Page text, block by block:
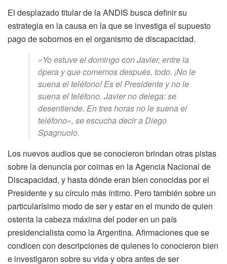
El desplazado titular de la ANDIS busca definir su
estrategia en la causa en la que se investiga el supuesto
pago de sobornos en el organismo de discapacidad.
«Yo estuve el domingo con Javier, entre la
ópera y que comemos después, todo. ¡No le
suena el teléfono! Es el Presidente y no le
suena el teléfono. Javier no delega: se
desentiende. En tres horas no le suena el
teléfono», se escucha decir a Diego
Spagnuolo.
Los nuevos audios que se conocieron brindan otras pistas
sobre la denuncia por coimas en la Agencia Nacional de
Discapacidad, y hasta dónde eran bien conocidas por el
Presidente y su círculo más íntimo. Pero también sobre un
particularísimo modo de ser y estar en el mundo de quien
ostenta la cabeza máxima del poder en un país
presidencialista como la Argentina. Afirmaciones que se
condicen con descripciones de quienes lo conocieron bien
e investigaron sobre su vida y obra antes de ser